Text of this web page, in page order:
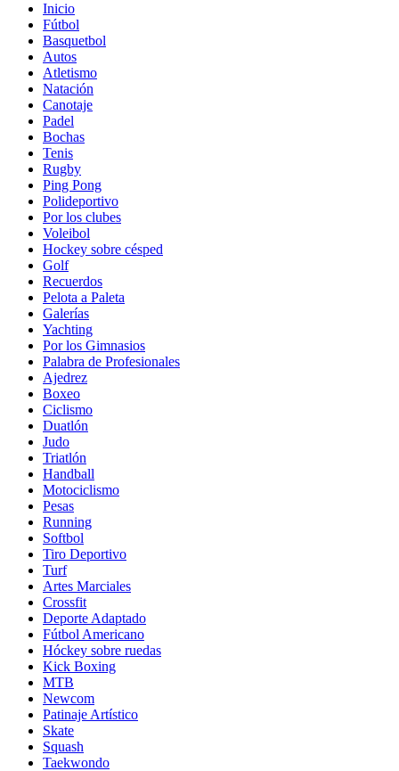
Inicio
Fútbol
Basquetbol
Autos
Atletismo
Natación
Canotaje
Padel
Bochas
Tenis
Rugby
Ping Pong
Polideportivo
Por los clubes
Voleibol
Hockey sobre césped
Golf
Recuerdos
Pelota a Paleta
Galerías
Yachting
Por los Gimnasios
Palabra de Profesionales
Ajedrez
Boxeo
Ciclismo
Duatlón
Judo
Triatlón
Handball
Motociclismo
Pesas
Running
Softbol
Tiro Deportivo
Turf
Artes Marciales
Crossfit
Deporte Adaptado
Fútbol Americano
Hóckey sobre ruedas
Kick Boxing
MTB
Newcom
Patinaje Artístico
Skate
Squash
Taekwondo